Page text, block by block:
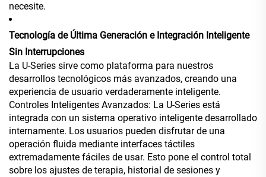
necesite.
Tecnología de Última Generación e Integración Inteligente
Sin Interrupciones
La U-Series sirve como plataforma para nuestros
desarrollos tecnológicos más avanzados, creando una
experiencia de usuario verdaderamente inteligente.
Controles Inteligentes Avanzados: La U-Series está
integrada con un sistema operativo inteligente desarrollado
internamente. Los usuarios pueden disfrutar de una
operación fluida mediante interfaces táctiles
extremadamente fáciles de usar. Esto pone el control total
sobre los ajustes de terapia, historial de sesiones y